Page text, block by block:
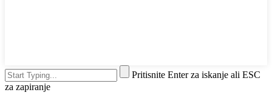
Pritisnite Enter za iskanje ali ESC
za zapiranje